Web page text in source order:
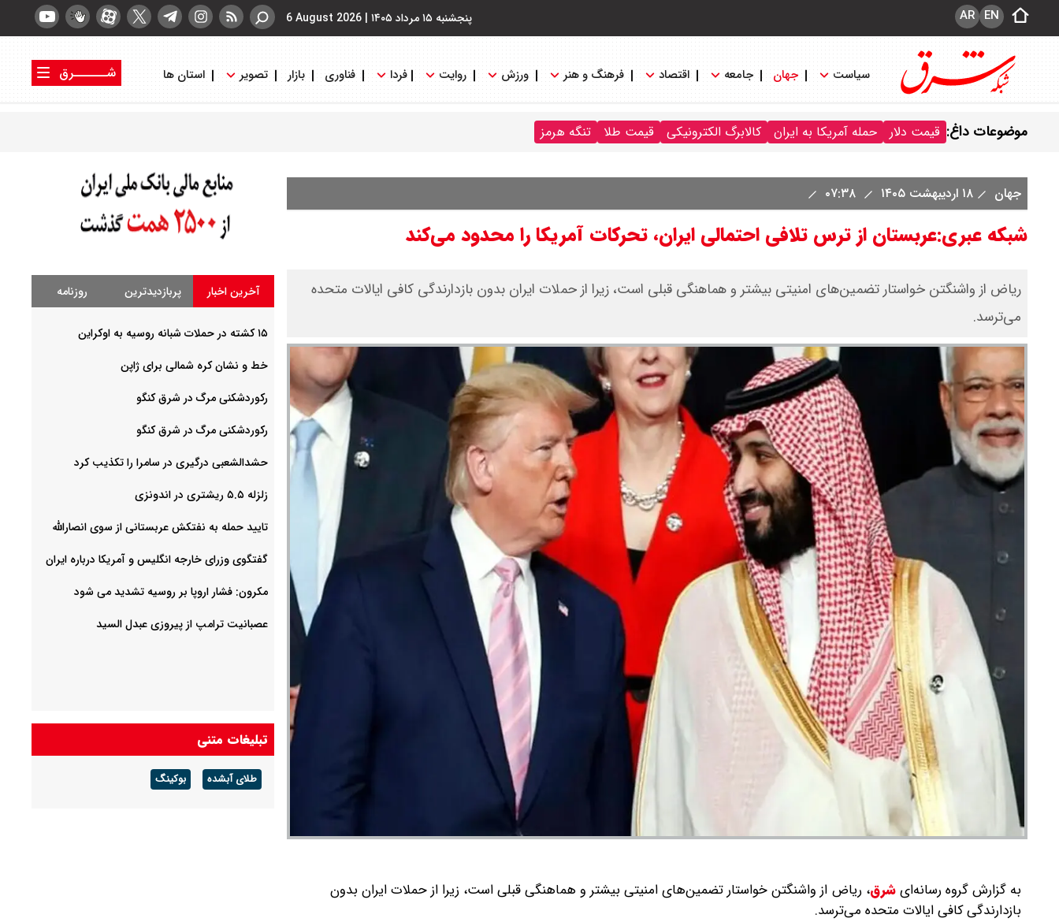
پنجشنبه ۱۵ مرداد ۱۴۰۵ |
6 August 2026 EN
AR
سیاست جهان جامعه اقتصاد فرهنگ و هنر ورزش روایت فردا فناوری بازار تصویر استان ها
شــــــرق
موضوعات داغ: قیمت دلار حمله آمریکا به ایران کالابرگ الکترونیکی قیمت طلا تنگه هرمز
جهان ۱۸ اردیبهشت ۱۴۰۵
شبکه عبری:عربستان از ترس تلافی احتمالی ایران، تحرکات آمریکا را محدود می‌کند
ریاض از واشنگتن خواستار تضمین‌های امنیتی بیشتر و هماهنگی قبلی است، زیرا از حملات ایران بدون بازدارندگی کافی ایالات متحده
می‌ترسد.
به گزارش گروه رسانه‌ایشرق، ریاض از واشنگتن خواستار تضمین‌های امنیتی بیشتر و هماهنگی قبلی است، زیرا از حملات ایران بدون
بازدارندگی کافی ایالات متحده می‌ترسد.
آخرین اخبار پربازدیدترین روزنامه
۱۵ کشته در حملات شبانه روسیه به اوکراین
خط و نشان کره شمالی برای ژاپن
رکوردشکنی مرگ در شرق کنگو
رکوردشکنی مرگ در شرق کنگو
حشدالشعبی درگیری در سامرا را تکذیب کرد
زلزله ۵.۵ ریشتری در اندونزی
تایید حمله به نفتکش عربستانی از سوی انصارالله
گفتگوی وزرای خارجه انگلیس و آمریکا درباره ایران
مکرون: فشار اروپا بر روسیه تشدید می شود
عصبانیت ترامپ از پیروزی عبدل السید
تبلیغات متنی
طلای آبشده بوکینگ